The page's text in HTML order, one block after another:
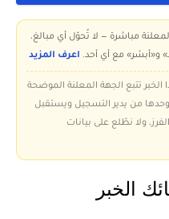
مباشرة — لا تُحوّل أي مبالغ،
و«أبشر» مع أي أحد. اعرف المزيد
الخبر تتبع الجهة المعلنة الموضحة
من يدير التسجيل ويستقبل
ولا نطّلع على بيانات
الخبر